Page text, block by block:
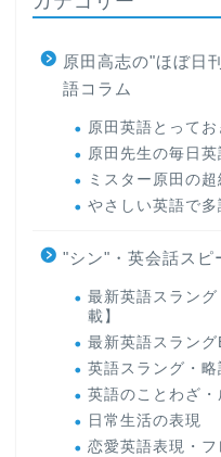
原田高志の"ほぼ日
語コラム
原田英語とってお
原田先生の毎日英
ミスター原田の
やさしい英語で多
"シン"・英会話スピ
最新英語スラン
載】
最新英語スラン
英語スラング・
英語のことわざ・
日常生活の表現
恋愛英語表現・フ